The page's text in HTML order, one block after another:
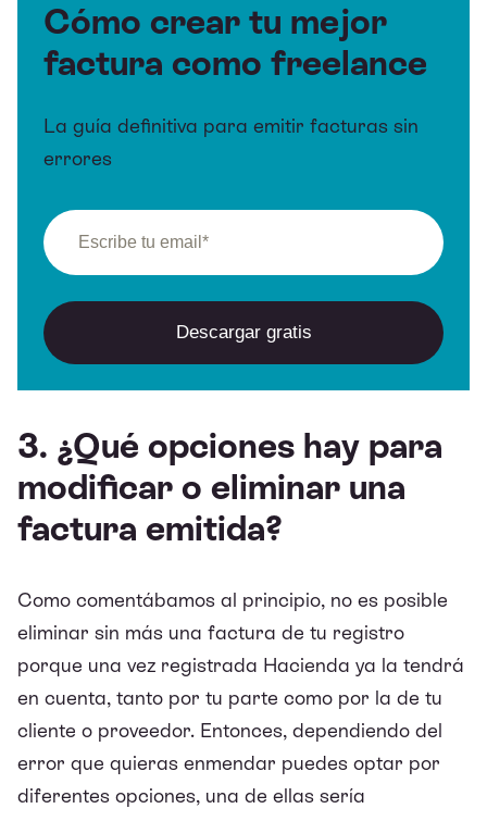
Cómo crear tu mejor
factura como freelance
La guía definitiva para emitir facturas sin
errores
3. ¿Qué opciones hay para
modificar o eliminar una
factura emitida?
Como comentábamos al principio, no es posible
eliminar sin más una factura de tu registro
porque una vez registrada Hacienda ya la tendrá
en cuenta, tanto por tu parte como por la de tu
cliente o proveedor. Entonces, dependiendo del
error que quieras enmendar puedes optar por
diferentes opciones, una de ellas sería